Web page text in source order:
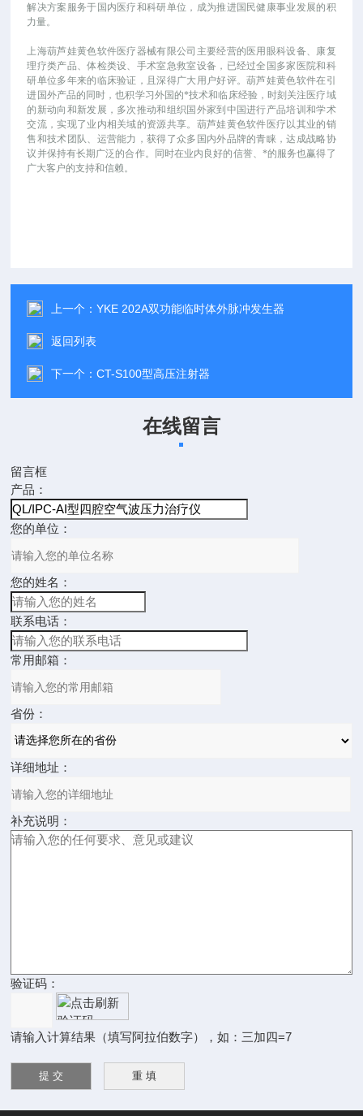
解决方案服务于国内医疗和科研单位，成为推进国民健康事业发展的积
力量。
上海葫芦娃黄色软件医疗器械有限公司主要经营的医用眼科设备、康复
理疗类产品、体检类设、手术室急救室设备，已经过全国多家医院和科
研单位多年来的临床验证，且深得广大用户好评。葫芦娃黄色软件在引
进国外产品的同时，也积学习外国的*技术和临床经验，时刻关注医疗域
的新动向和新发展，多次推动和组织国外家到中国进行产品培训和学术
交流，实现了业内相关域的资源共享。葫芦娃黄色软件医疗以其业的销
售和技术团队、运营能力，获得了众多国内外品牌的青睐，达成战略协
议并保持有长期广泛的合作。同时在业内良好的信誉、*的服务也赢得了
广大客户的支持和信赖。
上一个：YKE 202A双功能临时体外脉冲发生器
返回列表
下一个：CT-S100型高压注射器
在线留言
留言框
产品：
您的单位：
您的姓名：
联系电话：
常用邮箱：
省份：
详细地址：
补充说明：
验证码：
请输入计算结果（填写阿拉伯数字），如：三加四=7